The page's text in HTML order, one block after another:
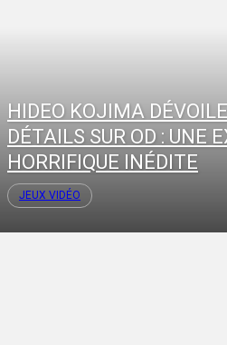
HIDEO KOJIMA
DÉTAILS SUR OD : UNE
HORRIFIQUE INÉDITE
JEUX VIDÉO